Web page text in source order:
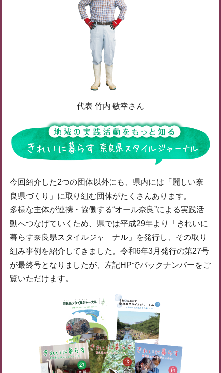
代表 竹内 敏幸さん
今回紹介した2つの団体以外にも、県内には「麗しい奈
良県づくり」に取り組む団体がたくさんあります。
多様な主体が連携・協働する“オール奈良”による実践活
動へつなげていくため、県では平成29年より「きれいに
暮らす奈良県スタイルジャーナル」を発行し、その取り
組み事例を紹介してきました。令和6年3月発行の第27号
が最終号となりましたが、左記HPでバックナンバーをご
覧いただけます。